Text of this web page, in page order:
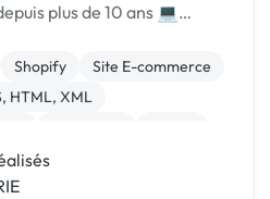
Shopify
Site E-commerce
HTML, XML